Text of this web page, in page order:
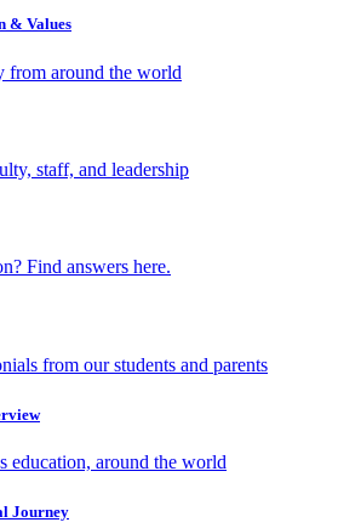
& Values
from around the world
staff, and leadership
Find answers here.
from our students and parents
education, around the world
Journey